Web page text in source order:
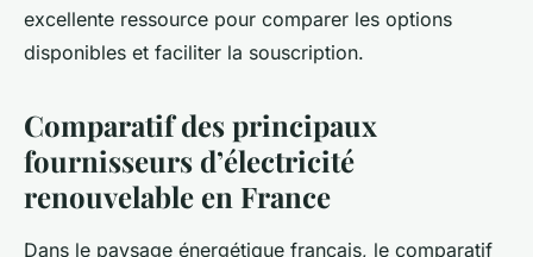
excellente ressource pour comparer les options
disponibles et faciliter la souscription.
Comparatif des principaux
fournisseurs d’électricité
renouvelable en France
Dans le paysage énergétique français, le comparatif